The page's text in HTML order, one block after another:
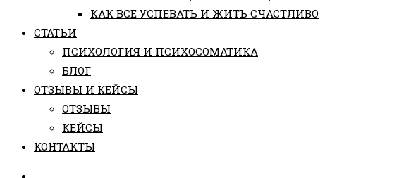
КАК ВСЕ УСПЕВАТЬ И ЖИТЬ СЧАСТЛИВО
СТАТЬИ
ПCИХОЛОГИЯ И ПСИХОСОМАТИКА
БЛОГ
ОТЗЫВЫ И КЕЙСЫ
ОТЗЫВЫ
КЕЙСЫ
КОНТАКТЫ